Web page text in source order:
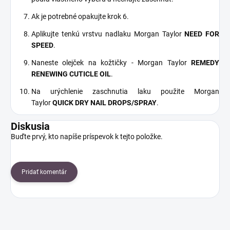
Ak je potrebné opakujte krok 6.
Aplikujte tenkú vrstvu nadlaku Morgan TaylorNEED FOR
SPEED.
Naneste olejček na kožtičky - Morgan Taylor REMEDY
RENEWING CUTICLE OIL.
Na urýchlenie zaschnutia laku použite Morgan
TaylorQUICK DRY NAIL DROPS/SPRAY.
Diskusia
Buďte prvý, kto napíše príspevok k tejto položke.
Pridať komentár